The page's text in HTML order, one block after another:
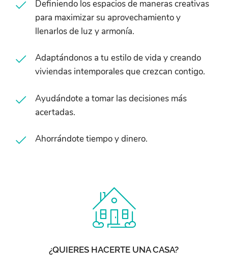
Definiendo los espacios de maneras creativas
para maximizar su aprovechamiento y
llenarlos de luz y armonía.
Adaptándonos a tu estilo de vida y creando
viviendas intemporales que crezcan contigo.
Ayudándote a tomar las decisiones más
acertadas.
Ahorrándote tiempo y dinero.
¿QUIERES HACERTE UNA CASA?